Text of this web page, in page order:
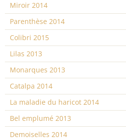
Miroir 2014
Parenthèse 2014
Colibri 2015
Lilas 2013
Monarques 2013
Catalpa 2014
La maladie du haricot 2014
Bel emplumé 2013
Demoiselles 2014